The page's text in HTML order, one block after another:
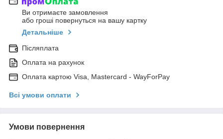
Ви отримаєте замовлення
або гроші повернуться на вашу картку
Детальніше
Післяплата
Оплата на рахунок
Оплата картою Visa, Mastercard - WayForPay
Всі умови оплати
Умови повернення